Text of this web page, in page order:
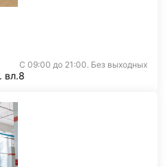
С 09:00 до 21:00. Без выходных
вл.8